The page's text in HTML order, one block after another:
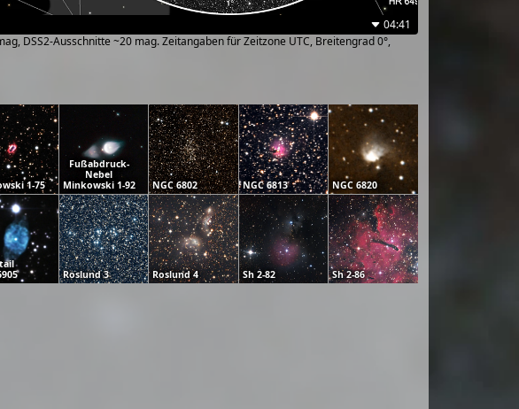
04:41
DSS2-Ausschnitte ~20 mag. Zeitangaben für Zeitzone UTC, Breitengrad 0°,
1-75
Fußabdruck-
Nebel
Minkowski 1-92
NGC 6802 NGC 6813 NGC 6820
Roslund 3 Roslund 4 Sh 2-82 Sh 2-86